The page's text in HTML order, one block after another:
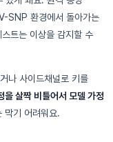
환경에서 돌아가는
트는 이상을 감지할 수
나 사이드채널로 키를
을 살짝 비틀어서 모델 가정
막기 어려워요.